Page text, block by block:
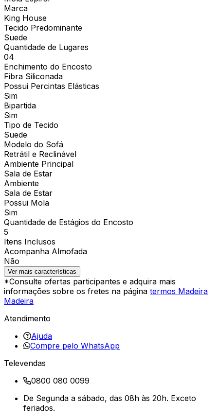
Marca
King House
Tecido Predominante
Suede
Quantidade de Lugares
04
Enchimento do Encosto
Fibra Siliconada
Possui Percintas Elásticas
Sim
Bipartida
Sim
Tipo de Tecido
Suede
Modelo do Sofá
Retrátil e Reclinável
Ambiente Principal
Sala de Estar
Ambiente
Sala de Estar
Possui Mola
Sim
Quantidade de Estágios do Encosto
5
Itens Inclusos
Acompanha Almofada
Não
Ver mais características
*Consulte ofertas participantes e adquira mais
informações sobre os fretes na página termos Madeira
Madeira
Atendimento
Ajuda
Compre pelo WhatsApp
Televendas
0800 080 0099
De Segunda a sábado, das 08h às 20h. Exceto
feriados.